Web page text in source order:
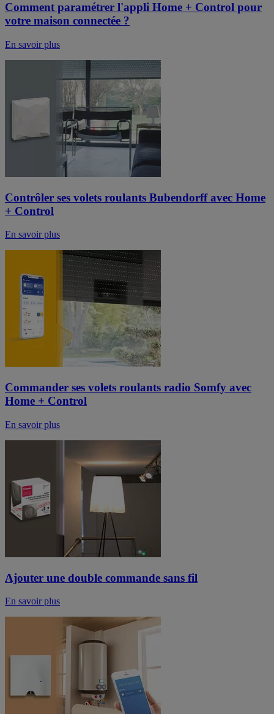
Comment paramétrer l'appli Home + Control pour
votre maison connectée ?
En savoir plus
Contrôler ses volets roulants Bubendorff avec Home
+ Control
En savoir plus
Commander ses volets roulants radio Somfy avec
Home + Control
En savoir plus
Ajouter une double commande sans fil
En savoir plus